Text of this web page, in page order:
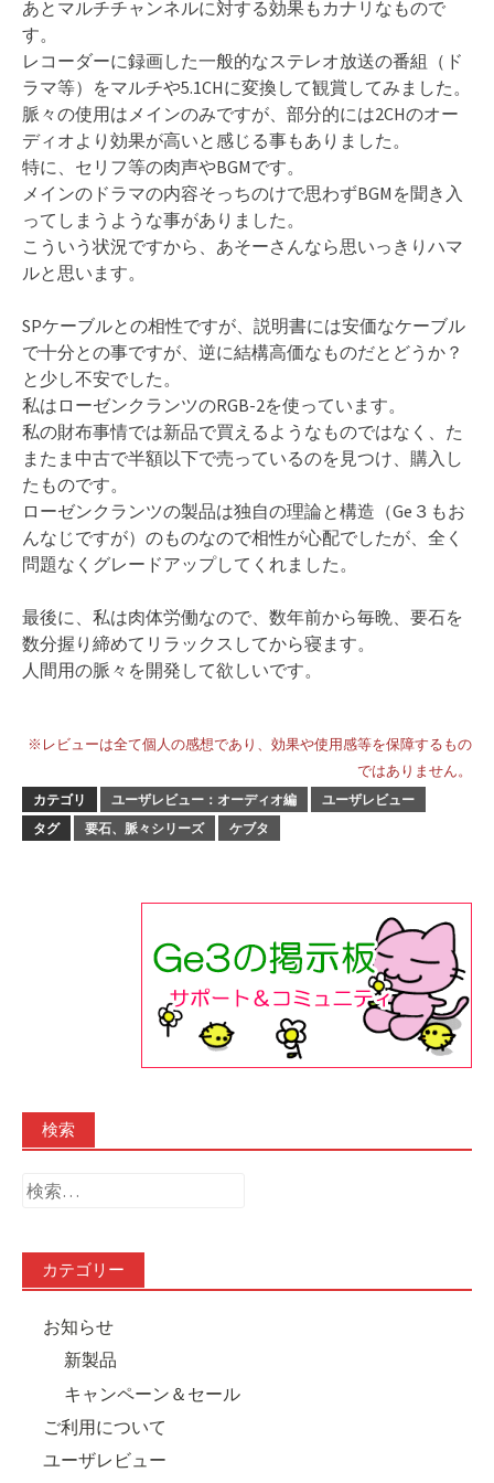
あとマルチチャンネルに対する効果もカナリなもので
す。
レコーダーに録画した一般的なステレオ放送の番組（ド
ラマ等）をマルチや5.1CHに変換して観賞してみました。
脈々の使用はメインのみですが、部分的には2CHのオー
ディオより効果が高いと感じる事もありました。
特に、セリフ等の肉声やBGMです。
メインのドラマの内容そっちのけで思わずBGMを聞き入
ってしまうような事がありました。
こういう状況ですから、あそーさんなら思いっきりハマ
ルと思います。
SPケーブルとの相性ですが、説明書には安価なケーブル
で十分との事ですが、逆に結構高価なものだとどうか？
と少し不安でした。
私はローゼンクランツのRGB-2を使っています。
私の財布事情では新品で買えるようなものではなく、た
またま中古で半額以下で売っているのを見つけ、購入し
たものです。
ローゼンクランツの製品は独自の理論と構造（Ge３もお
んなじですが）のものなので相性が心配でしたが、全く
問題なくグレードアップしてくれました。
最後に、私は肉体労働なので、数年前から毎晩、要石を
数分握り締めてリラックスしてから寝ます。
人間用の脈々を開発して欲しいです。
※レビューは全て個人の感想であり、効果や使用感等を保障するもの
ではありません。
カテゴリ ユーザレビュー：オーディオ編
ユーザレビュー
タグ
要石、脈々シリーズ ケブタ
検索
検
カテゴリー
お知らせ
新製品
キャンペーン＆セール
ご利用について
ユーザレビュー